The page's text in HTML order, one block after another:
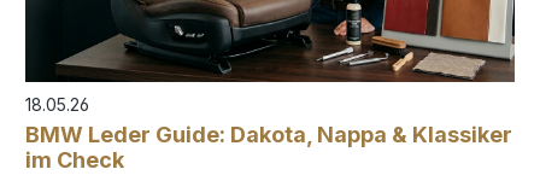
18.05.26
BMW Leder Guide: Dakota, Nappa & Klassiker
im Check